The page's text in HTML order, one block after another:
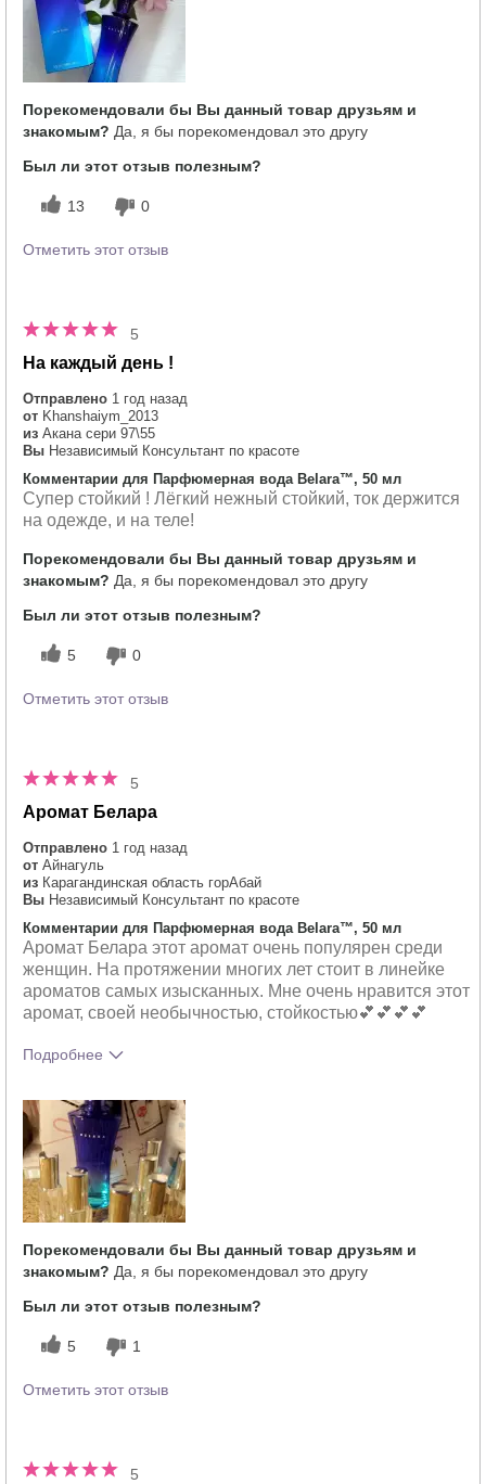
Порекомендовали бы Вы данный товар друзьям и
знакомым? Да, я бы порекомендовал это другу
Был ли этот отзыв полезным?
13 0
Отметить этот отзыв
5
На каждый день !
Отправлено 1 год назад
от Khanshaiym_2013
из Акана сери 97\55
Вы Независимый Консультант по красоте
Комментарии для Парфюмерная вода Belara™, 50 мл
Супер стойкий ! Лёгкий нежный стойкий, ток держится
на одежде, и на теле!
Порекомендовали бы Вы данный товар друзьям и
знакомым? Да, я бы порекомендовал это другу
Был ли этот отзыв полезным?
5 0
Отметить этот отзыв
5
Аромат Белара
Отправлено 1 год назад
от Айнагуль
из Карагандинская область горАбай
Вы Независимый Консультант по красоте
Комментарии для Парфюмерная вода Belara™, 50 мл
Аромат Белара этот аромат очень популярен среди
женщин. На протяжении многих лет стоит в линейке
ароматов самых изысканных. Мне очень нравится этот
аромат, своей необычностью, стойкостью💕💕💕💕
Подробнее
впечатления от аромата?
Порекомендовали бы Вы данный товар друзьям и
знакомым? Да, я бы порекомендовал это другу
Был ли этот отзыв полезным?
5 1
Отметить этот отзыв
5